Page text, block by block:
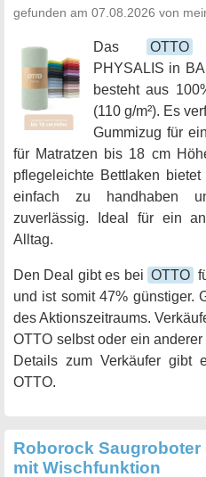
gefunden am 07.08.2026 von
Das OTTO
PHYSALIS in
besteht aus
(110 g/m²). Es
Gummizug für
für Matratzen bis 18 cm
pflegeleichte Bettlaken
einfach zu handhaben
zuverlässig. Ideal für ein
Alltag.
Den Deal gibt es bei OTTO
und ist somit 47% günstiger.
des Aktionszeitraums.
OTTO selbst oder ein
Details zum Verkäufer gibt
OTTO.
Roborock Saugroboter
mit Wischfunktion